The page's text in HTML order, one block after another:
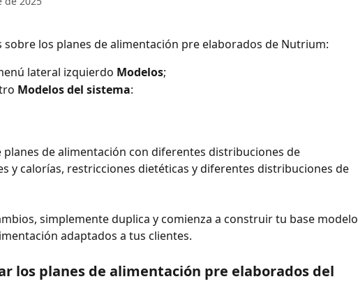
sobre los planes de alimentación pre elaborados de Nutrium:
lateral izquierdo Modelos;
Modelos del sistema:
de alimentación con diferentes distribuciones de
y calorías, restricciones dietéticas y diferentes distribuciones de
simplemente duplica y comienza a construir tu base modelo
adaptados a tus clientes.
los planes de alimentación pre elaborados del